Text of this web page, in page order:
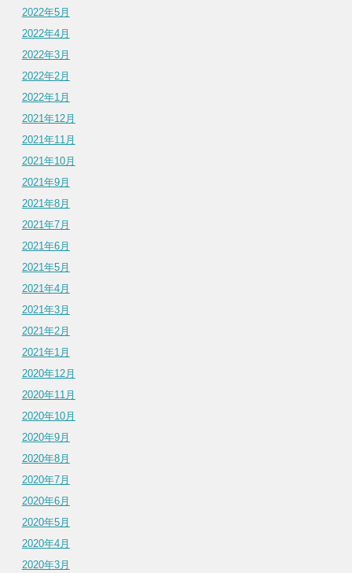
2022年5月
2022年4月
2022年3月
2022年2月
2022年1月
2021年12月
2021年11月
2021年10月
2021年9月
2021年8月
2021年7月
2021年6月
2021年5月
2021年4月
2021年3月
2021年2月
2021年1月
2020年12月
2020年11月
2020年10月
2020年9月
2020年8月
2020年7月
2020年6月
2020年5月
2020年4月
2020年3月